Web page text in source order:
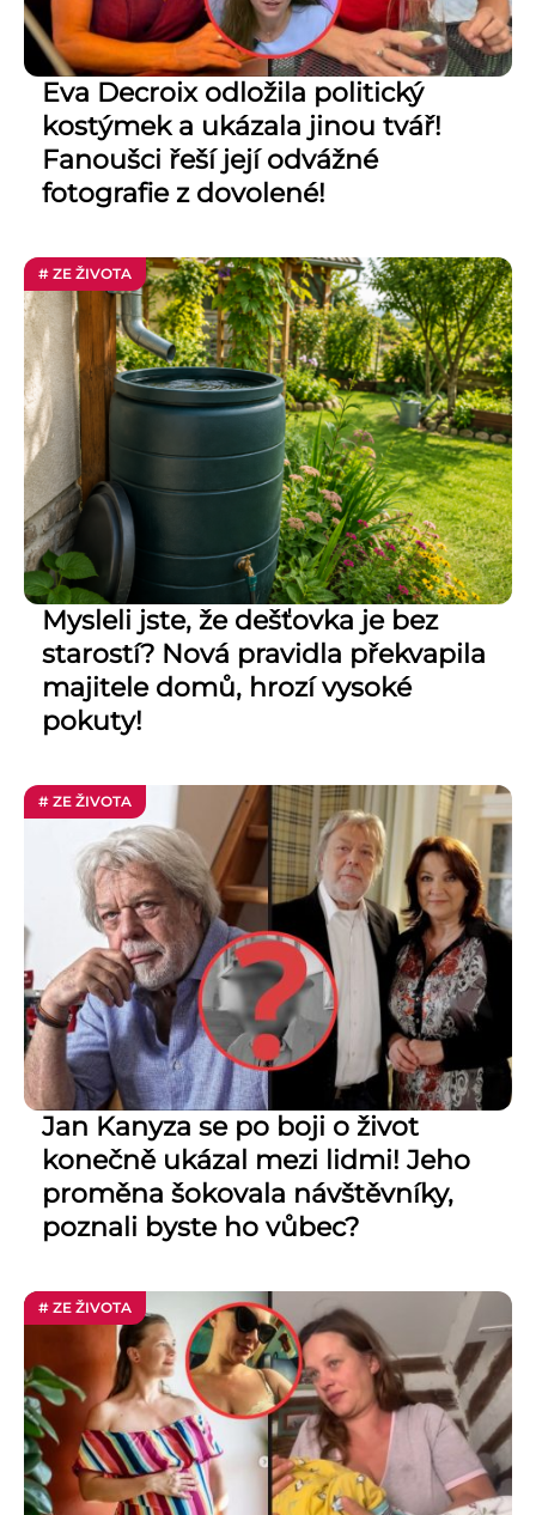
Eva Decroix odložila politický
kostýmek a ukázala jinou tvář!
Fanoušci řeší její odvážné
fotografie z dovolené!
# ZE ŽIVOTA
Mysleli jste, že dešťovka je bez
starostí? Nová pravidla překvapila
majitele domů, hrozí vysoké
pokuty!
# ZE ŽIVOTA
Jan Kanyza se po boji o život
konečně ukázal mezi lidmi! Jeho
proměna šokovala návštěvníky,
poznali byste ho vůbec?
# ZE ŽIVOTA